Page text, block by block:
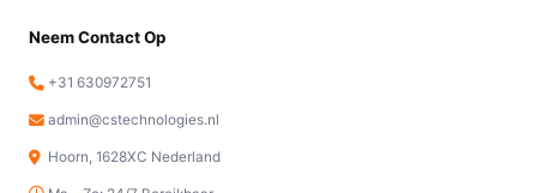
Neem Contact Op
+31 630972751
admin@cstechnologies.nl
Hoorn, 1628XC Nederland